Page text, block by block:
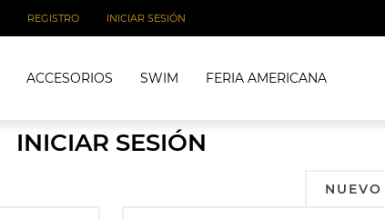
REGISTRO INICIAR SESIÓN
ACCESORIOS SWIM FERIA AMERICANA
INICIAR SESIÓN